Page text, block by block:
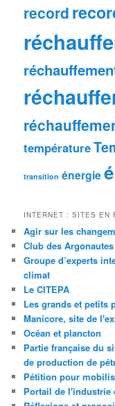
record
température
transition énergie
INTERNET : SITES EN
Agir sur les
Club des Argonautes
Groupe d’experts
climat
Le CITEPA
Les grands et petits
Manicore, site de
Océan et plancton
Partie française du
de production de
Pétition pour
Portail de l'industrie